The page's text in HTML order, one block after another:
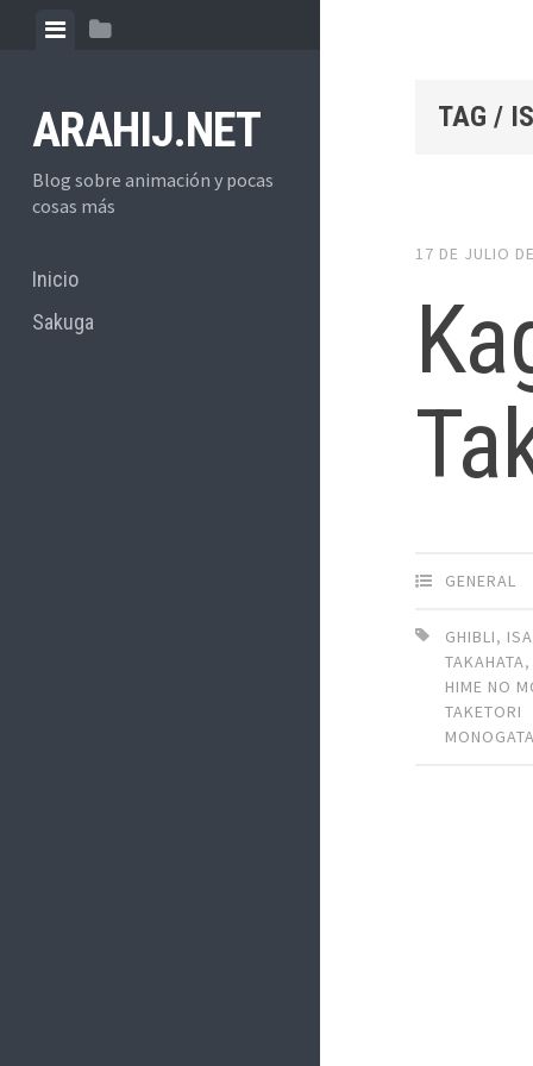
ViewView
ARAHIJ.NET
Blog sobre animación y pocas
cosas más
Inicio
Sakuga
TAG /
17 DE JULIO
GENERAL
GHIBLI,
TAKAHATA,
HIME NO
TAKETORI